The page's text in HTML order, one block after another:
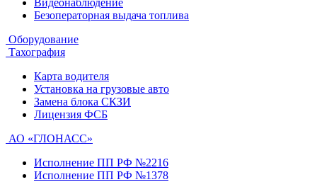
Видеонаблюдение
Безоператорная выдача топлива
Оборудование
Тахография
Карта водителя
Установка на грузовые авто
Замена блока СКЗИ
Лицензия ФСБ
АО «ГЛОНАСС»
Исполнение ПП РФ №2216
Исполнение ПП РФ №1378